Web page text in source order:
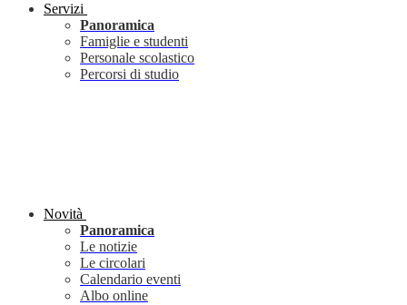
Servizi
Panoramica
Famiglie e studenti
Personale scolastico
Percorsi di studio
Novità
Panoramica
Le notizie
Le circolari
Calendario eventi
Albo online